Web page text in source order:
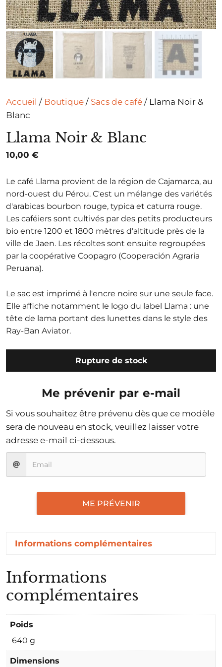
Accueil / Boutique / Sacs de café / Llama Noir &
Blanc
Llama Noir & Blanc
10,00 €
Le café Llama provient de la région de Cajamarca, au
nord-ouest du Pérou. C'est un mélange des variétés
d'arabicas bourbon rouge, typica et caturra rouge.
Les caféiers sont cultivés par des petits producteurs
bio entre 1200 et 1800 mètres d'altitude près de la
ville de Jaen. Les récoltes sont ensuite regroupées
par la coopérative Coopagro (Cooperación Agraria
Peruana).
Le sac est imprimé à l'encre noire sur une seule face.
Elle affiche notamment le logo du label Llama : une
tête de lama portant des lunettes dans le style des
Ray-Ban Aviator.
Rupture de stock
Me prévenir par e-mail
Si vous souhaitez être prévenu dès que ce modèle
sera de nouveau en stock, veuillez laisser votre
adresse e-mail ci-dessous.
ME PRÉVENIR
Informations complémentaires
Informations
complémentaires
Poids
640 g
Dimensions